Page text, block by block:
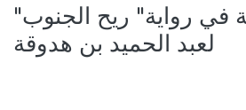
في رواية" ريح الجنوب"
لعبد الحميد بن هدوقة